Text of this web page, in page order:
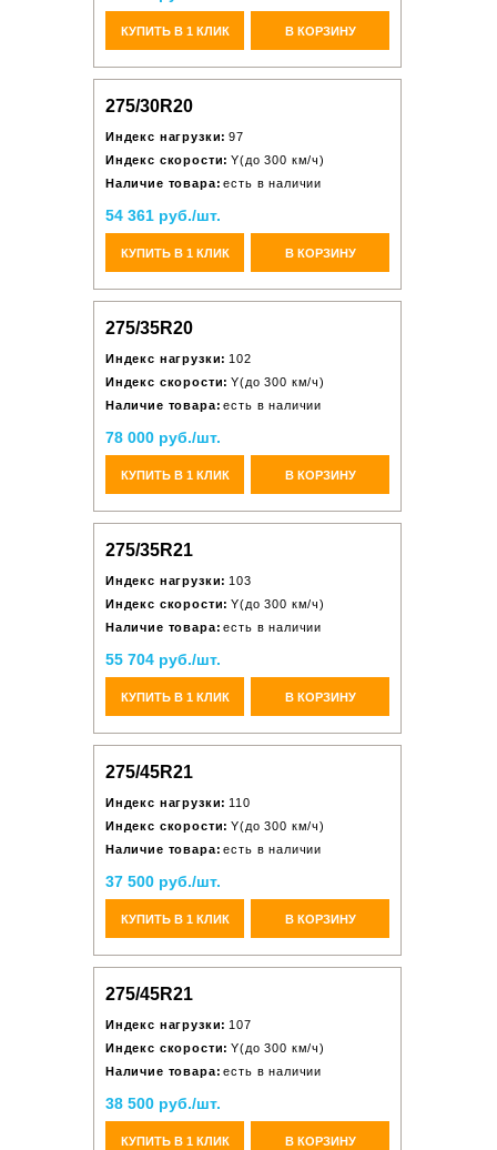
КУПИТЬ В 1 КЛИК В КОРЗИНУ
275/30R20
Индекс нагрузки: 97
Индекс скорости: Y(до 300 км/ч)
Наличие товара: есть в наличии
54 361 руб./шт.
КУПИТЬ В 1 КЛИК В КОРЗИНУ
275/35R20
Индекс нагрузки: 102
Индекс скорости: Y(до 300 км/ч)
Наличие товара: есть в наличии
78 000 руб./шт.
КУПИТЬ В 1 КЛИК В КОРЗИНУ
275/35R21
Индекс нагрузки: 103
Индекс скорости: Y(до 300 км/ч)
Наличие товара: есть в наличии
55 704 руб./шт.
КУПИТЬ В 1 КЛИК В КОРЗИНУ
275/45R21
Индекс нагрузки: 110
Индекс скорости: Y(до 300 км/ч)
Наличие товара: есть в наличии
37 500 руб./шт.
КУПИТЬ В 1 КЛИК В КОРЗИНУ
275/45R21
Индекс нагрузки: 107
Индекс скорости: Y(до 300 км/ч)
Наличие товара: есть в наличии
38 500 руб./шт.
КУПИТЬ В 1 КЛИК В КОРЗИНУ